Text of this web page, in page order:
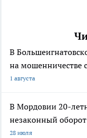
В
на мошенничестве
1 августа
В Мордовии 20-
незаконный
28 июля